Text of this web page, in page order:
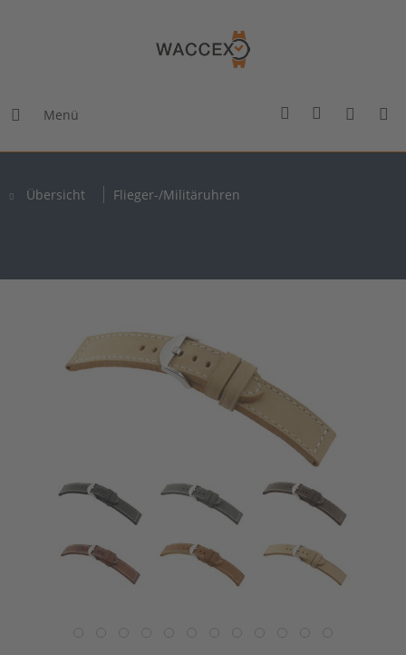
Menü
Übersicht Flieger-/Militäruhren